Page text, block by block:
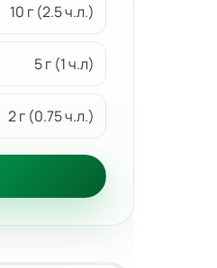
10 г (2.5 ч.л.)
5 г (1 ч.л)
2 г (0.75 ч.л.)